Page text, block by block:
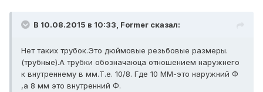
В 10.08.2015 в 10:33, Former сказал:
Нет таких трубок.Это дюймовые резьбовые размеры.
(трубные).А трубки обозначаюца отношением наружнего
к внутреннему в мм.Т.е. 10/8. Где 10 ММ-это наружний Ф
,а 8 мм это внутренний Ф.